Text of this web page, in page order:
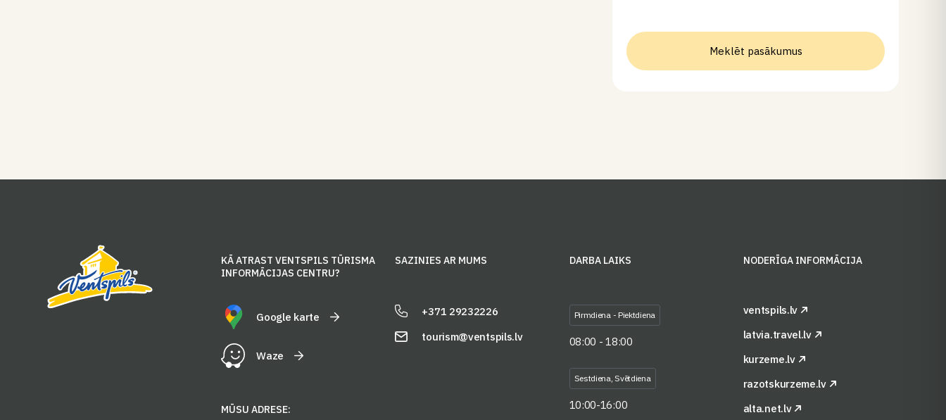
Meklēt pasākumus
KĀ ATRAST VENTSPILS TŪRISMA
INFORMĀCIJAS CENTRU?
SAZINIES AR MUMS DARBA LAIKS NODERĪGA INFORMĀCIJA
Google karte
Waze
MŪSU ADRESE:
+371 29232226
tourism@ventspils.lv
Pirmdiena - Piektdiena
08:00 - 18:00
Sestdiena, Svētdiena
10:00-16:00
ventspils.lv
latvia.travel.lv
kurzeme.lv
razotskurzeme.lv
alta.net.lv